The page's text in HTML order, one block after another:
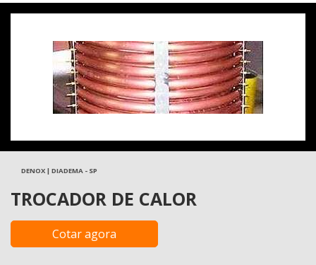
DENOX | DIADEMA - SP
TROCADOR DE CALOR
Cotar agora